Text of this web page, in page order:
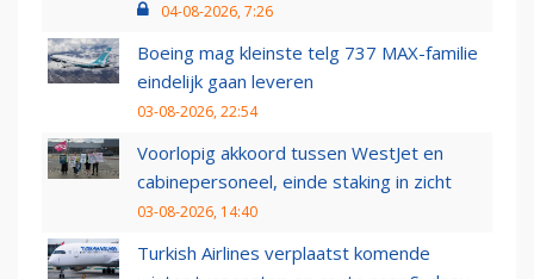
04-08-2026, 7:26
Boeing mag kleinste telg 737 MAX-familie
eindelijk gaan leveren
03-08-2026, 22:54
Voorlopig akkoord tussen WestJet en
cabinepersoneel, einde staking in zicht
03-08-2026, 14:40
Turkish Airlines verplaatst komende